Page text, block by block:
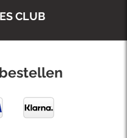
CLUB